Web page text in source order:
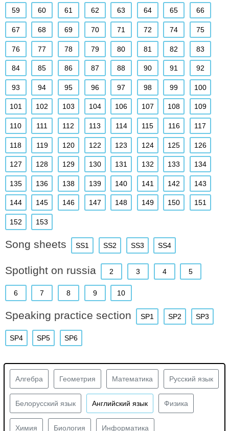
59 60 61 62 63 64 65 66
67 68 69 70 71 72 74 75
76 77 78 79 80 81 82 83
84 85 86 87 88 90 91 92
93 94 95 96 97 98 99 100
101 102 103 104 106 107 108 109
110 111 112 113 114 115 116 117
118 119 120 122 123 124 125 126
127 128 129 130 131 132 133 134
135 136 138 139 140 141 142 143
144 145 146 147 148 149 150 151
152 153
Song sheets SS1 SS2 SS3 SS4
Spotlight on russia 2 3 4 5
6 7 8 9 10
Speaking practice section SP1 SP2 SP3
SP4 SP5 SP6
Алгебра Геометрия Математика Русский язык
Белорусский язык Английский язык Физика
Химия Биология Информатика